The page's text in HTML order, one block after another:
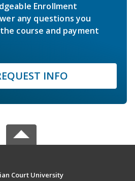
Enrollment
any questions you
course and payment
INFO
Court University